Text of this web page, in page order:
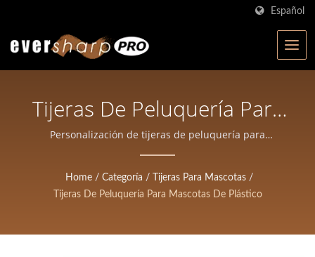
Español
Tijeras De Peluquería Para
Mascotas De Plástico |
Tijeras Forjadas De Alta
Precisión Para Salones Y
Personalización de tijeras de peluquería para
mascotas de plástico | Eversharp Pro Company |
años de experiencia
Home / Categoría / Tijeras Para Mascotas /
Tijeras De Peluquería Para Mascotas De Plástico